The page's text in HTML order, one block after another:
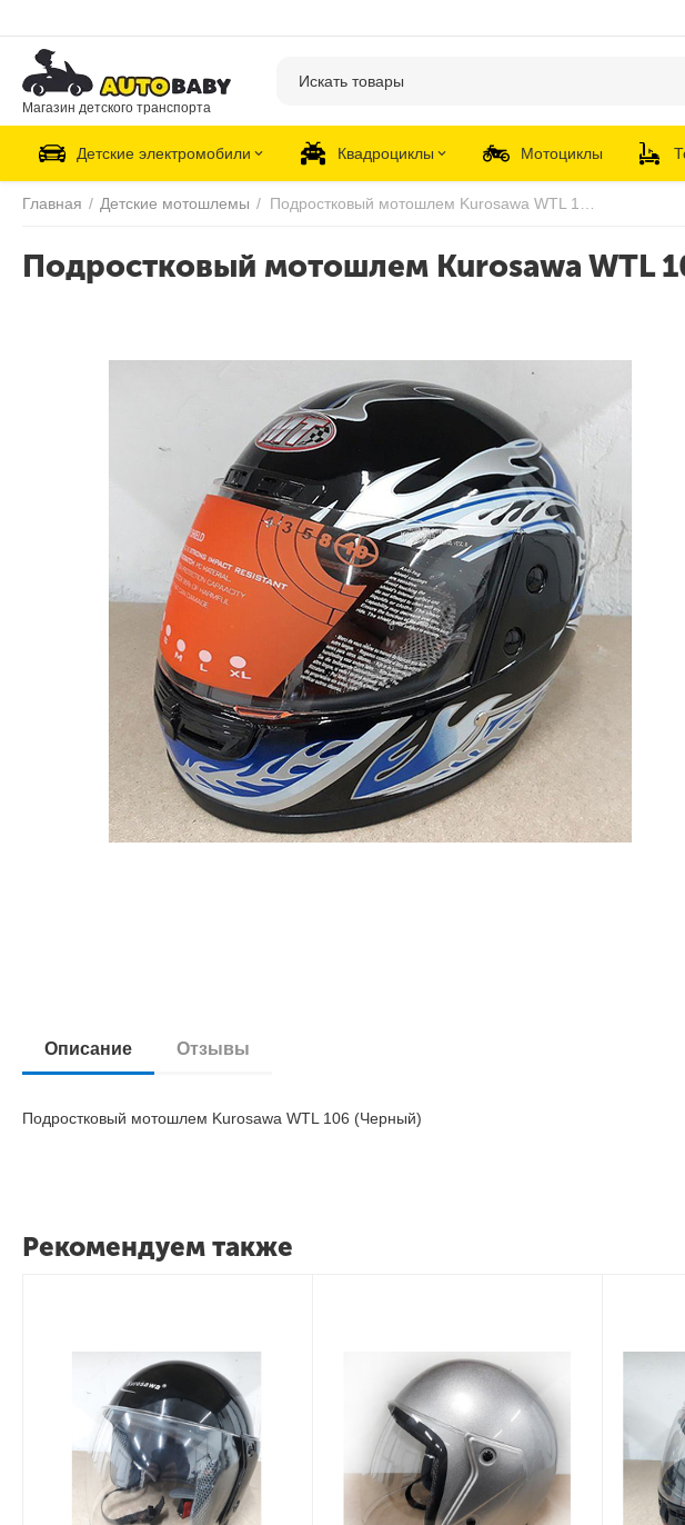
Магазин детского транспорта
Детские электромобили Квадроциклы Мотоциклы
Главная / Детские мотошлемы /
Подростковый мотошлем Kurosawa WTL
Описание Отзывы
Подростковый мотошлем Kurosawa WTL 106 (Черный)
Рекомендуем также